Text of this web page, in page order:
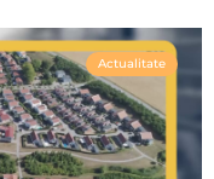
Actualitate